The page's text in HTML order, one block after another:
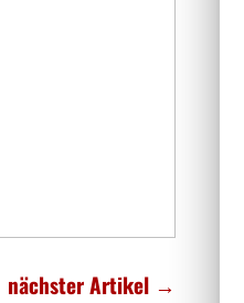
nächster Artikel →